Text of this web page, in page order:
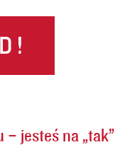
jesteś na „tak”